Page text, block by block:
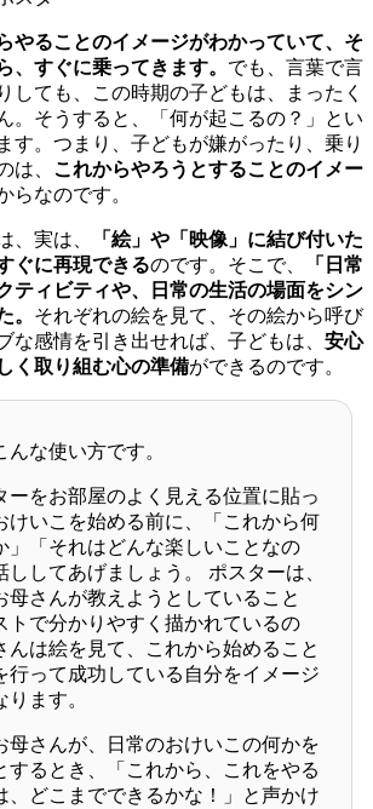
やることのイメージがわかっていて、そ
、すぐに乗ってきます。 でも、言葉で言
しても、この時期の子どもは、まったく
。そうすると、「何が起こるの？」とい
す。つまり、子どもが嫌がったり、乗り
は、 これからやろうとすることのイメー
らなのです。
、実は、
「絵」や「映像」に結び付いた
ぐに再現できるのです。そこで、
「日常
ティビティや、日常の生活の場面をシン
。 それぞれの絵を見て、その絵から呼び
な感情を引き出せれば、子どもは、 安心
く取り組む心の準備ができるのです。
んな使い方です。
ーをお部屋のよく見える位置に貼っ
けいこを始める前に、「これから何
」「それはどんな楽しいことなの
ししてあげましょう。 ポスターは、
母さんが教えようとしていること
トで分かりやすく描かれているの
んは絵を見て、これから始めること
行って成功している自分をイメージ
ります。
母さんが、日常のおけいこの何かを
するとき、「これから、これをやる
、どこまでできるかな！」と声かけ